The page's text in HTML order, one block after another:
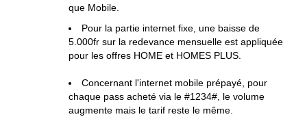
que Mobile.
Pour la partie internet fixe, une baisse de
5.000fr sur la redevance mensuelle est appliquée
pour les offres HOME et HOMES PLUS.
Concernant l'internet mobile prépayé, pour
chaque pass acheté via le #1234#, le volume
augmente mais le tarif reste le même.